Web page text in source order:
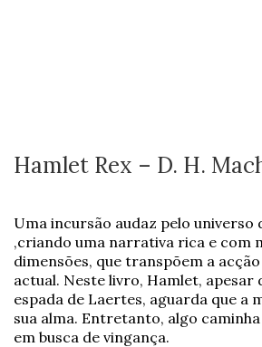
Hamlet Rex – D. H.
Uma incursão audaz pelo universo
,criando uma narrativa rica e com
dimensões, que transpõem a
actual. Neste livro, Hamlet, apesar
espada de Laertes, aguarda que a
sua alma. Entretanto, algo
em busca de vingança.